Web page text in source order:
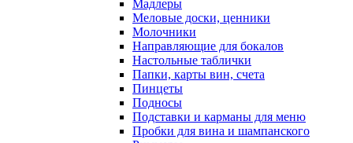
Мадлеры
Меловые доски, ценники
Молочники
Направляющие для бокалов
Настольные таблички
Папки, карты вин, счета
Пинцеты
Подносы
Подставки и карманы для меню
Пробки для вина и шампанского